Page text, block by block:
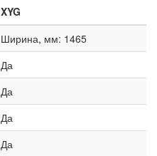
XYG
Ширина, мм: 1465
Да
Да
Да
Да